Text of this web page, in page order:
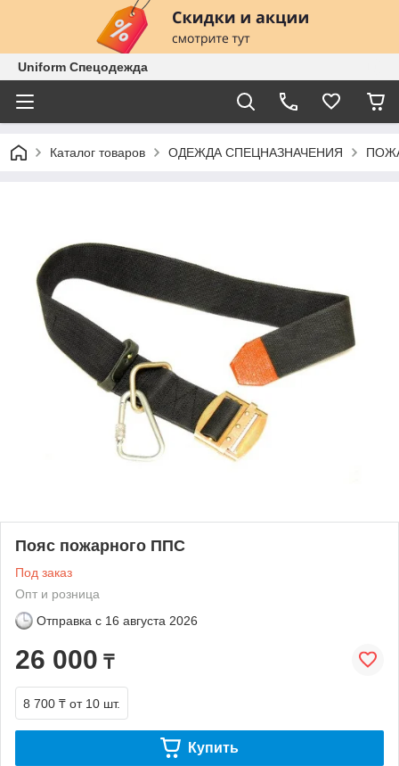
Uniform Спецодежда
Каталог товаров ОДЕЖДА СПЕЦНАЗНАЧЕНИЯ
Пояс пожарного ППС
Под заказ
Опт и розница
Отправка с 16 августа 2026
26 000 ₸
8 700 ₸ от 10 шт.
Купить